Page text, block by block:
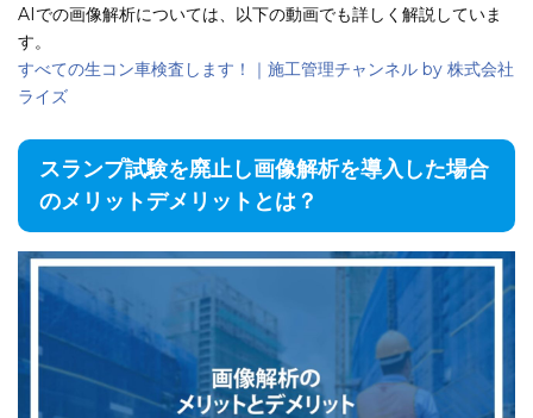
AIでの画像解析については、以下の動画でも詳しく解説していま
す。
すべての生コン車検査します！｜施工管理チャンネル by 株式会社
ライズ
スランプ試験を廃止し画像解析を導入した場合
のメリットデメリットとは？